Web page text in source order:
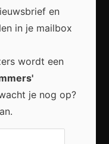
persoonlijke en
interessanter
en
in je mailbox
wordt een
je nog op?